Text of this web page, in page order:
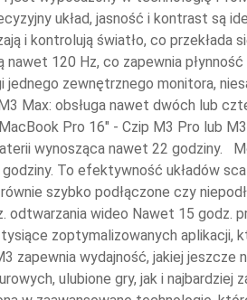
układ, jasność i kontrast są
i kontrolują światło, co przekłada
120 Hz, co zapewnia
jednego zewnętrznego monitora,
Max: obsługa nawet dwóch lub
Pro 16" - Czip M3 Pro lub
wynosząca nawet 22 godziny.
To efektywność układów
szybko podłączone czy
odtwarzania wideo Nawet 15 godz.
zoptymalizowanych aplikacji,
zapewnia wydajność, jakiej jeszcze
ulubione gry, jak i najbardziej